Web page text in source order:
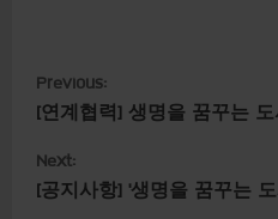
C
o
n
Previous:
[연계협력] 생명을 꿈꾸는
Next:
[공지사항] ‘생명을 꿈꾸는